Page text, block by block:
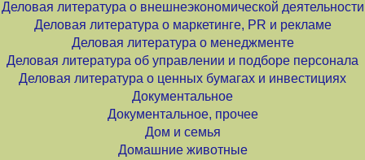
Деловая литература о внешнеэкономической деятельности
Деловая литература о маркетинге, PR и рекламе
Деловая литература о менеджменте
Деловая литература об управлении и подборе персонала
Деловая литература о ценных бумагах и инвестициях
Документальное
Документальное, прочее
Дом и семья
Домашние животные